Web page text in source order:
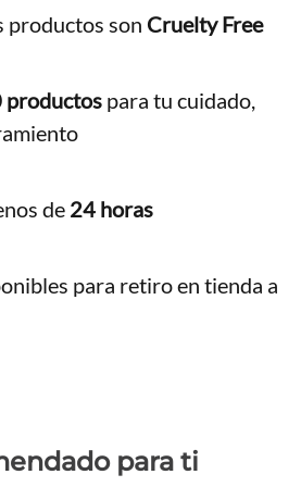
productos son Cruelty Free
productos para tu cuidado,
de 24 horas
para retiro en tienda a
para ti